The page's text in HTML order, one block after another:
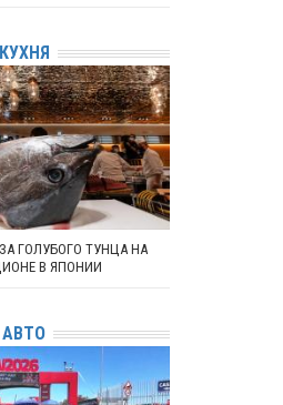
КУХНЯ
ГОЛУБОГО ТУНЦА НА
В ЯПОНИИ
АВТО